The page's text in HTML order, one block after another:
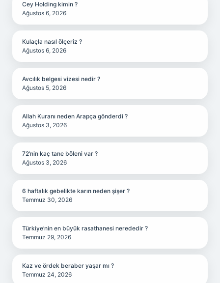
Cey Holding kimin ?
Ağustos 6, 2026
Kulaçla nasıl ölçeriz ?
Ağustos 6, 2026
Avcılık belgesi vizesi nedir ?
Ağustos 5, 2026
Allah Kuranı neden Arapça gönderdi ?
Ağustos 3, 2026
72’nin kaç tane böleni var ?
Ağustos 3, 2026
6 haftalık gebelikte karın neden şişer ?
Temmuz 30, 2026
Türkiye’nin en büyük rasathanesi nerededir ?
Temmuz 29, 2026
Kaz ve ördek beraber yaşar mı ?
Temmuz 24, 2026